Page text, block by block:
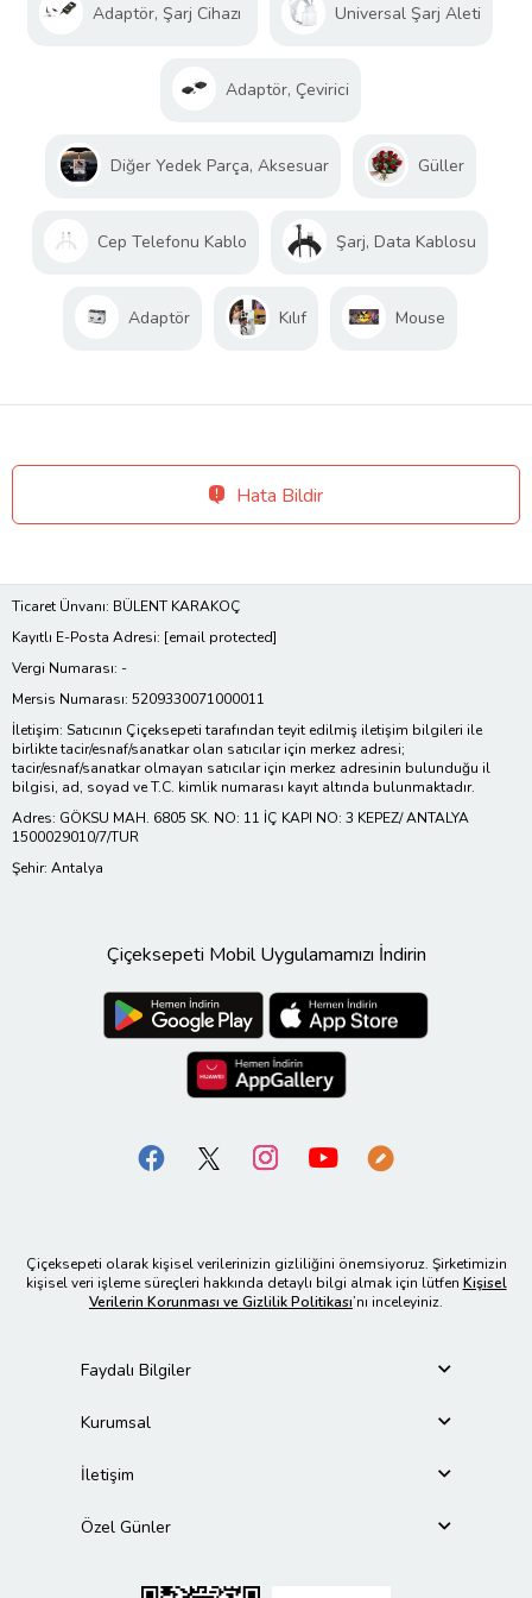
Adaptör, Şarj Cihazı Universal Şarj Aleti
Adaptör, Çevirici
Diğer Yedek Parça, Aksesuar Güller
Cep Telefonu Kablo Şarj, Data Kablosu
Adaptör Kılıf Mouse
Hata Bildir
Ticaret Ünvanı: BÜLENT KARAKOÇ
Kayıtlı E-Posta Adresi: [email protected]
Vergi Numarası: -
Mersis Numarası: 5209330071000011
İletişim: Satıcının Çiçeksepeti tarafından teyit edilmiş iletişim bilgileri ile
birlikte tacir/esnaf/sanatkar olan satıcılar için merkez adresi;
tacir/esnaf/sanatkar olmayan satıcılar için merkez adresinin bulunduğu il
bilgisi, ad, soyad ve T.C. kimlik numarası kayıt altında bulunmaktadır.
Adres: GÖKSU MAH. 6805 SK. NO: 11 İÇ KAPI NO: 3 KEPEZ/ ANTALYA
1500029010/7/TUR
Şehir: Antalya
Çiçeksepeti Mobil Uygulamamızı İndirin
Çiçeksepeti olarak kişisel verilerinizin gizliliğini önemsiyoruz. Şirketimizin
kişisel veri işleme süreçleri hakkında detaylı bilgi almak için lütfen Kişisel
Verilerin Korunması ve Gizlilik Politikası’nı inceleyiniz.
Faydalı Bilgiler
Kurumsal
İletişim
Özel Günler